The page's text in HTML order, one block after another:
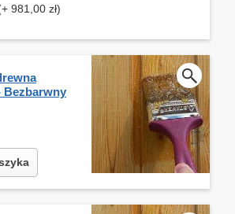
981,00 zł)
Bezbarwny